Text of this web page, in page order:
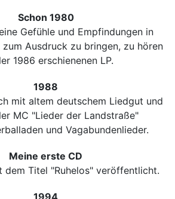
Schon 1980
Gefühle und Empfindungen in
zum Ausdruck zu bringen, zu hören
1986 erschienenen LP.
1988
mit altem deutschem Liedgut und
MC "Lieder der Landstraße"
und Vagabundenlieder.
Meine erste CD
dem Titel "Ruhelos" veröffentlicht.